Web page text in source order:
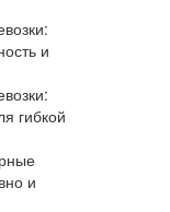
и
гибкой